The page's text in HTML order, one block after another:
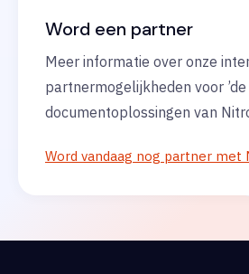
Word een partner
Meer informatie over onze
partnermogelijkheden voor
documentoplossingen van
Word vandaag nog partner met